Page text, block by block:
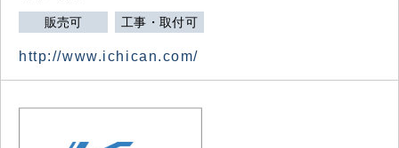
販売可 工事・取付可
http://www.ichican.com/